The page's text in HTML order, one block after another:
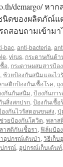
demargo/
นิดของผลิตภัณ์
ถสอบถามเข้าม
bac, anti-bacteria,
, virus, กระดาษกันต้
อ, กระดาษผสมสารป้อ
, ช้วยป้องกันสนิมและไว
าสติกป้องกันเชื้อโรค, ถุ
กันกันสนิม, ป้องกันกา
นสิ่งสกปรก, ป้องกันเชื้อ
งกันไวรัสตอนขนส่ง, ปุ่
วยป้องกันโควิด, พลาส
าสติกันเชื้อรา, ฟิล์มป้อ
อุปกรณ์เดินป่า, วิธีเก็บ
กรณ์, อุปกรณ์เก็บเต้นท์,